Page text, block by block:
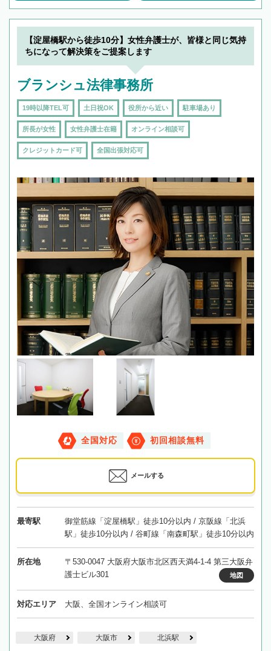
【淀屋橋駅から徒歩10分】女性弁護士が、皆様と同じ気持
ちになって解決策をご提案します
ブランシュ法律事務所
19時以降TEL可 土日祝OK 役所から近い 駐車場あり
所長が女性 女性弁護士在籍 オンライン相談可
クレジットカード可 全国出張対応可
全国対応 初回相談無料
メールする
最寄駅
御堂筋線「淀屋橋駅」徒歩10分以内 / 京阪線「北浜
駅」徒歩10分以内 / 谷町線「南森町駅」徒歩10分以内
所在地
〒530-0047 大阪府大阪市北区西天満4-1-4 第三大阪弁
護士ビル301
地図
対応エリア 大阪、全国オンライン相談可
大阪府 大阪市 北浜駅